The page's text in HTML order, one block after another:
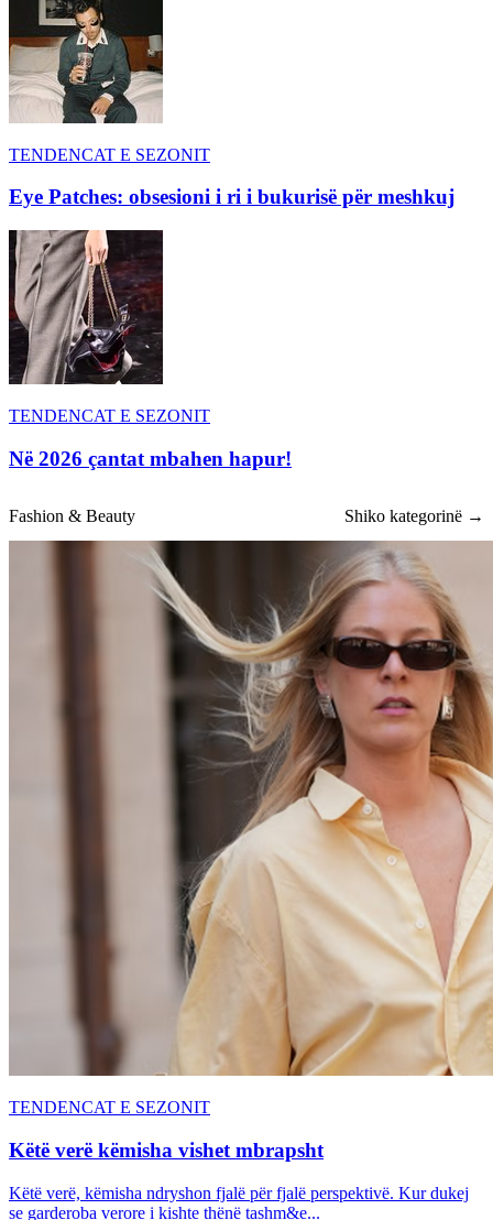
TENDENCAT E SEZONIT
Eye Patches: obsesioni i ri i bukurisë për meshkuj
TENDENCAT E SEZONIT
Në 2026 çantat mbahen hapur!
Fashion & Beauty Shiko kategorinë →
TENDENCAT E SEZONIT
Këtë verë këmisha vishet mbrapsht
Këtë verë, këmisha ndryshon fjalë për fjalë perspektivë. Kur dukej
se garderoba verore i kishte thënë tashm&e...